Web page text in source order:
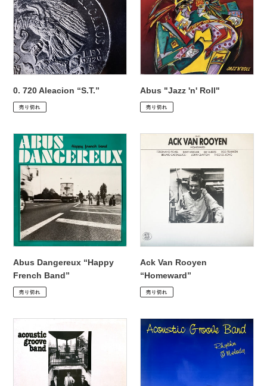
“S.T.”
0. 720 Aleacion “S.T.”
通
常
¥4,950
売り切れ
Roll"
Abus "Jazz 'n' Roll"
通
常
¥1,980
売り切れ
Abus
Dangereux
“Happy
French
Band”
Abus Dangereux “Happy
French Band”
通
常
¥2,530
売り切れ
Van
“Homeward”
Ack Van Rooyen
“Homeward”
通
常
¥2,530
売り切れ
Groove
Band
Acoustic
Groove